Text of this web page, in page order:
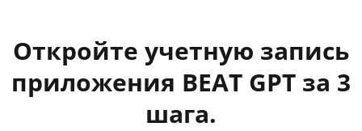
Откройте учетную запись
приложения BEAT GPT за 3
шага.